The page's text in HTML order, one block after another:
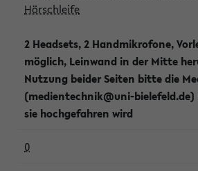
Hörschleife
2 Headsets, 2 Handmikrofone,
möglich, Leinwand in der Mitte
Nutzung beider Seiten bitte die
(medientechnik@uni-
sie hochgefahren wird
0